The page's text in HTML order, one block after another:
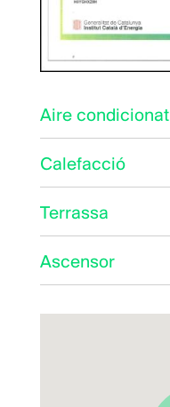
Aire condicionat
Calefacció
Terrassa
Ascensor